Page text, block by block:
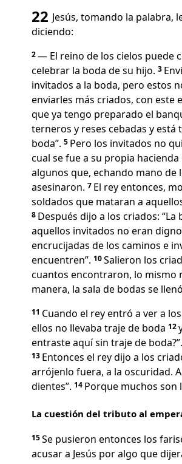
22 Jesús, tomando la palabra,
diciendo:
2— El reino de los cielos puede
celebrar la boda de su hijo. 3
invitados a la boda, pero estos
enviarles más criados, con este
que ya tengo preparado el
terneros y reses cebadas y está
boda”. 5 Pero los invitados no
cual se fue a su propia
algunos que, echando mano de
asesinaron. 7 El rey entonces,
soldados que mataran a
8 Después dijo a los criados:
aquellos invitados no eran
encrucijadas de los caminos e
encuentren”. 10Salieron los
cuantos encontraron, lo mismo
manera, la sala de bodas se
11 Cuando el rey entró a ver a
ellos no llevaba traje de boda 12
entraste aquí sin traje de
13 Entonces el rey dijo a los
arrójenlo fuera, a la oscuridad.
dientes”. 14 Porque muchos son
La cuestión del tributo al
15Se pusieron entonces los
acusar a Jesús por algo que